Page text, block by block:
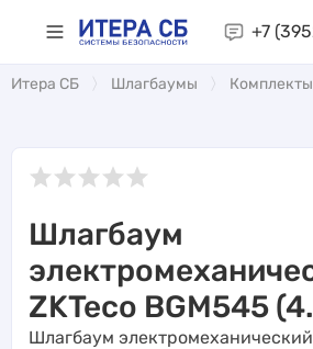
+7
Итера СБ Шлагбаумы Комплекты
Шлагбаум
ZKTeco BGM545
Шлагбаум